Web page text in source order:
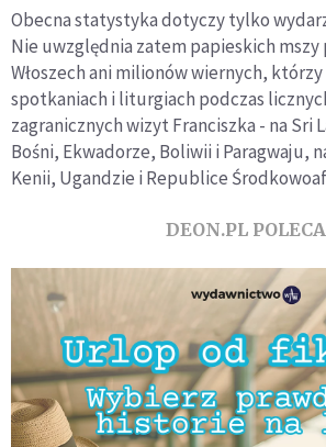
Obecna statystyka dotyczy tylko
Nie uwzględnia zatem papieskich mszy
Włoszech ani milionów wiernych,
spotkaniach i liturgiach podczas
zagranicznych wizyt Franciszka - na Sri
Bośni, Ekwadorze, Boliwii i Paragwaju,
Kenii, Ugandzie i Republice
DEON.PL POLECA